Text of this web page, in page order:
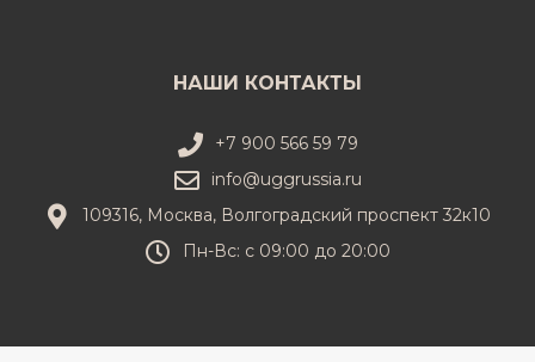
НАШИ КОНТАКТЫ
+7 900 566 59 79
info@uggrussia.ru
109316, Москва, Волгоградский проспект 32к10
Пн-Вс: с 09:00 до 20:00